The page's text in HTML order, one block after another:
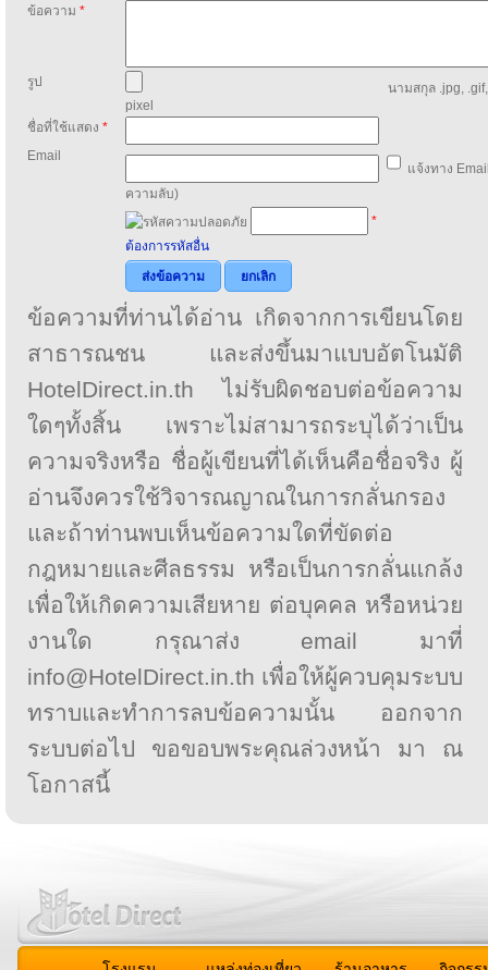
ข้อความ *
รูป
นามสกุล .jpg,
pixel
ชื่อที่ใช้แสดง *
Email
แจ้งทาง
ความลับ)
*
ต้องการรหัสอื่น
ส่งข้อความ
ยกเลิก
ข้อความที่ท่านได้อ่าน เกิดจากการเขียนโดย
สาธารณชน และส่งขึ้นมาแบบอัตโนมัติ
HotelDirect.in.th ไม่รับผิดชอบต่อข้อความ
ใดๆทั้งสิ้น เพราะไม่สามารถระบุได้ว่าเป็น
ความจริงหรือ ชื่อผู้เขียนที่ได้เห็นคือชื่อจริง ผู้
อ่านจึงควรใช้วิจารณญาณในการกลั่นกรอง
และถ้าท่านพบเห็นข้อความใดที่ขัดต่อ
กฎหมายและศีลธรรม หรือเป็นการกลั่นแกล้ง
เพื่อให้เกิดความเสียหาย ต่อบุคคล หรือหน่วย
งานใด กรุณาส่ง email มาที่
info@HotelDirect.in.th เพื่อให้ผู้ควบคุมระบบ
ทราบและทำการลบข้อความนั้น ออกจาก
ระบบต่อไป ขอขอบพระคุณล่วงหน้า มา ณ
โอกาสนี้